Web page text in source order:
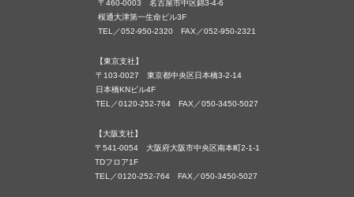
〒460-0003 名古屋市中区錦3-4-6
桜通大津第一生命ビル3F
TEL／052-950-2320 FAX／052-950-2321
【東京支社】
〒103-0027 東京都中央区日本橋3-2-14
日本橋KNビル4F
TEL／0120-252-764 FAX／050-3450-5027
【大阪支社】
〒541-0054 大阪府大阪市中央区南本町2-1-1
TDフロア1F
TEL／0120-252-764 FAX／050-3450-5027